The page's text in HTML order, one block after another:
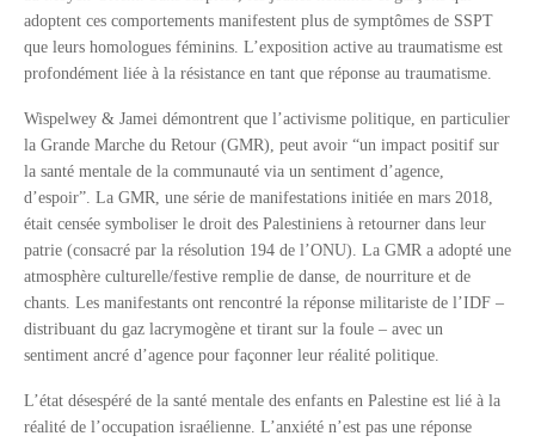
adoptent ces comportements manifestent plus de symptômes de SSPT
que leurs homologues féminins. L’exposition active au traumatisme est
profondément liée à la résistance en tant que réponse au traumatisme.
Wispelwey & Jamei démontrent que l’activisme politique, en particulier
la Grande Marche du Retour (GMR), peut avoir “un impact positif sur
la santé mentale de la communauté via un sentiment d’agence,
d’espoir”. La GMR, une série de manifestations initiée en mars 2018,
était censée symboliser le droit des Palestiniens à retourner dans leur
patrie (consacré par la résolution 194 de l’ONU). La GMR a adopté une
atmosphère culturelle/festive remplie de danse, de nourriture et de
chants. Les manifestants ont rencontré la réponse militariste de l’IDF –
distribuant du gaz lacrymogène et tirant sur la foule – avec un
sentiment ancré d’agence pour façonner leur réalité politique.
L’état désespéré de la santé mentale des enfants en Palestine est lié à la
réalité de l’occupation israélienne. L’anxiété n’est pas une réponse